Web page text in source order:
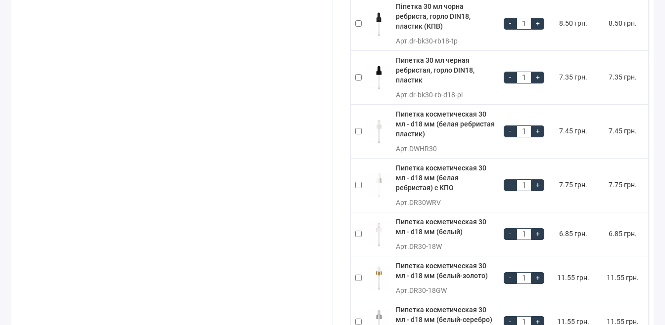
Піпетка 30 мл чорна
ребриста, горло DIN18,
пластик (КПВ)
Арт.dr-bk30-rb18-tp
- + 8.50 грн. 8.50 грн.
Пипетка 30 мл черная
ребристая, горло DIN18,
пластик
Арт.dr-bk30-rb-d18-pl
- + 7.35 грн. 7.35 грн.
Пипетка косметическая 30
мл - d18 мм (белая ребристая
пластик)
Арт.DWHR30
- + 7.45 грн. 7.45 грн.
Пипетка косметическая 30
мл - d18 мм (белая
ребристая) с КПО
Арт.DR30WRV
- + 7.75 грн. 7.75 грн.
Пипетка косметическая 30
мл - d18 мм (белый)
Арт.DR30-18W
- + 6.85 грн. 6.85 грн.
Пипетка косметическая 30
мл - d18 мм (белый-золото)
Арт.DR30-18GW
- + 11.55 грн. 11.55 грн.
Пипетка косметическая 30
мл - d18 мм (белый-серебро)
- + 11.55 грн. 11.55 грн.